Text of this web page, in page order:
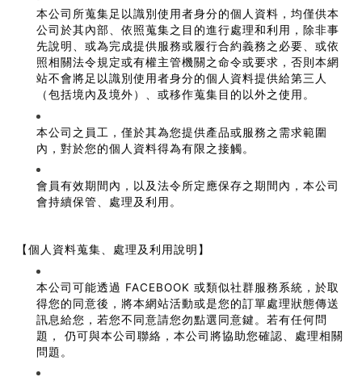
本公司所蒐集足以識別使用者身分的個人資料，均僅供本
公司於其內部、依照蒐集之目的進行處理和利用，除非事
先說明、或為完成提供服務或履行合約義務之必要、或依
照相關法令規定或有權主管機關之命令或要求，否則本網
站不會將足以識別使用者身分的個人資料提供給第三人
（包括境內及境外）、或移作蒐集目的以外之使用。
本公司之員工，僅於其為您提供產品或服務之需求範圍
內，對於您的個人資料得為有限之接觸。
會員有效期間內，以及法令所定應保存之期間內，本公司
會持續保管、處理及利用。
【個人資料蒐集、處理及利用說明】
本公司可能透過 FACEBOOK 或類似社群服務系統，於取
得您的同意後，將本網站活動或是您的訂單處理狀態傳送
訊息給您，若您不同意請您勿點選同意鍵。若有任何問
題， 仍可與本公司聯絡，本公司將協助您確認、處理相關
問題。